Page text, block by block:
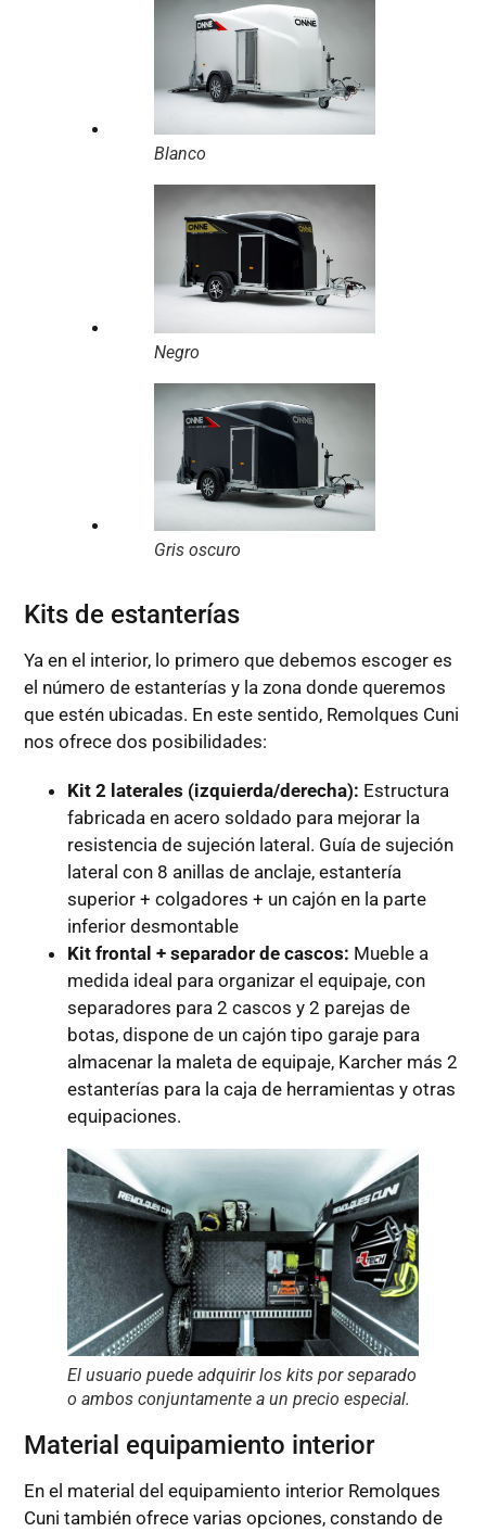
Blanco
Negro
Gris oscuro
Kits de estanterías
Ya en el interior, lo primero que debemos escoger es
el número de estanterías y la zona donde queremos
que estén ubicadas. En este sentido, Remolques Cuni
nos ofrece dos posibilidades:
Kit 2 laterales (izquierda/derecha): Estructura
fabricada en acero soldado para mejorar la
resistencia de sujeción lateral. Guía de sujeción
lateral con 8 anillas de anclaje, estantería
superior + colgadores + un cajón en la parte
inferior desmontable
Kit frontal + separador de cascos: Mueble a
medida ideal para organizar el equipaje, con
separadores para 2 cascos y 2 parejas de
botas, dispone de un cajón tipo garaje para
almacenar la maleta de equipaje, Karcher más 2
estanterías para la caja de herramientas y otras
equipaciones.
El usuario puede adquirir los kits por separado
o ambos conjuntamente a un precio especial.
Material equipamiento interior
En el material del equipamiento interior Remolques
Cuni también ofrece varias opciones, constando de